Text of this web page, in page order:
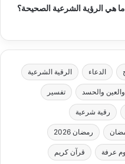
ما هي الرؤية الشرعية الصحيحة؟
الدعاء الرقية الشرعية
والحسد تفسير
رقية شرعية
رمضان 2026
عرفة قرآن كريم